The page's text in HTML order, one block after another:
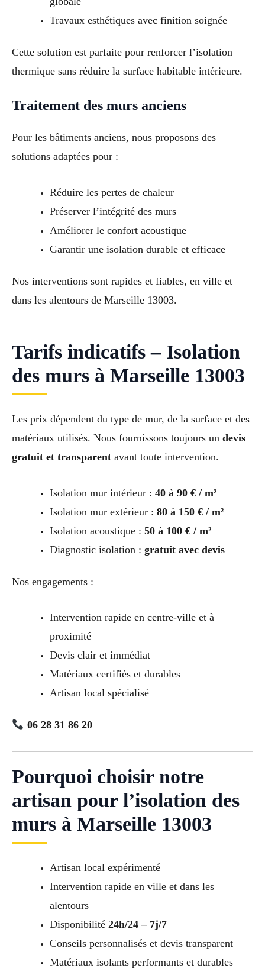
Travaux esthétiques avec finition soignée
Cette solution est parfaite pour renforcer l’isolation
thermique sans réduire la surface habitable intérieure.
Traitement des murs anciens
Pour les bâtiments anciens, nous proposons des
solutions adaptées pour :
Réduire les pertes de chaleur
Préserver l’intégrité des murs
Améliorer le confort acoustique
Garantir une isolation durable et efficace
Nos interventions sont rapides et fiables, en ville et
dans les alentours de Marseille 13003.
Tarifs indicatifs – Isolation
des murs à Marseille 13003
Les prix dépendent du type de mur, de la surface et des
matériaux utilisés. Nous fournissons toujours un devis
gratuit et transparent avant toute intervention.
Isolation mur intérieur : 40 à 90 € / m²
Isolation mur extérieur : 80 à 150 € / m²
Isolation acoustique : 50 à 100 € / m²
Diagnostic isolation : gratuit avec devis
Nos engagements :
Intervention rapide en centre-ville et à
proximité
Devis clair et immédiat
Matériaux certifiés et durables
Artisan local spécialisé
06 28 31 86 20
Pourquoi choisir notre
artisan pour l’isolation des
murs à Marseille 13003
Artisan local expérimenté
Intervention rapide en ville et dans les
alentours
Disponibilité 24h/24 – 7j/7
Conseils personnalisés et devis transparent
Matériaux isolants performants et durables